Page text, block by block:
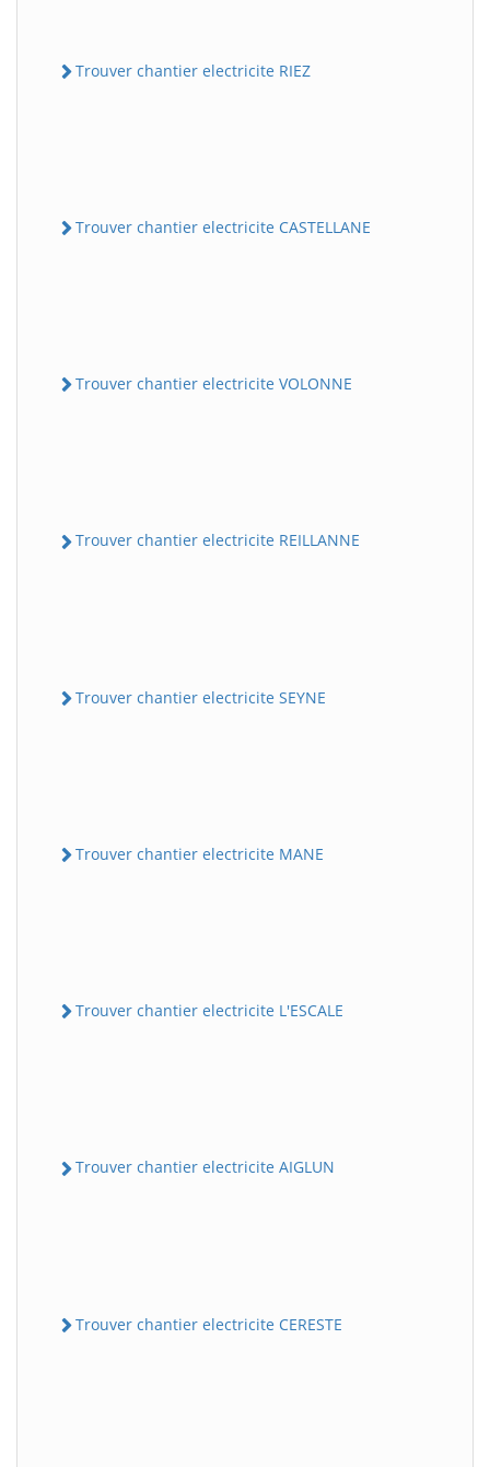
Trouver chantier electricite RIEZ
Trouver chantier electricite CASTELLANE
Trouver chantier electricite VOLONNE
Trouver chantier electricite REILLANNE
Trouver chantier electricite SEYNE
Trouver chantier electricite MANE
Trouver chantier electricite L'ESCALE
Trouver chantier electricite AIGLUN
Trouver chantier electricite CERESTE